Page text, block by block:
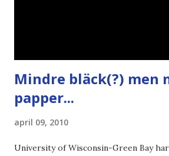
Mindre bläck(?) men
papper...
april 09, 2010
University of Wisconsin-Green Bay